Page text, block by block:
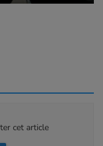
cet article